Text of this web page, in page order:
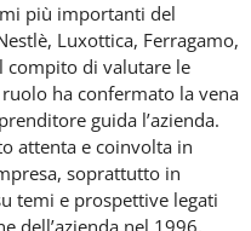
più importanti del
Luxottica, Ferragamo,
compito di valutare le
ha confermato la vena
guida l’azienda.
attenta e coinvolta in
soprattutto in
temi e prospettive legati